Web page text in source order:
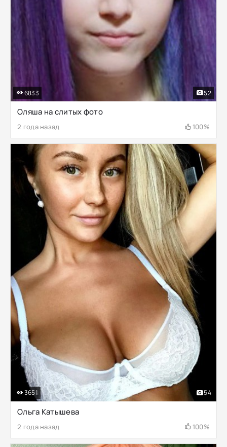
Оляша на слитых фото
2 года назад 100%
6833 52
Ольга Катышева
2 года назад 100%
3651 54